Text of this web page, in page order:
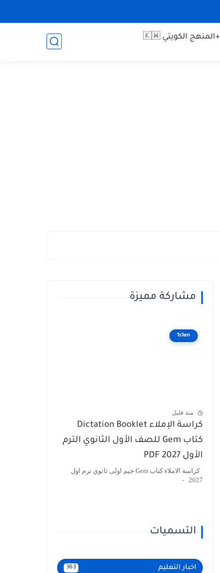
+المنهج الكويتي 🇰🇼
مشاركة مميزة
1s1en
منذ قليل
كراسة الإملاء Dictation Booklet
كتاب Gem للصف الأول الثانوي الترم
الأول 2027 PDF
كراسة الاملاء كتاب Gem جيم اولى ثانوي ترم اول
2027 -
التسميات
اخبار التعليم 363